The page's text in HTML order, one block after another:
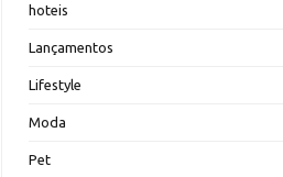
hoteis
Lançamentos
Lifestyle
Moda
Pet